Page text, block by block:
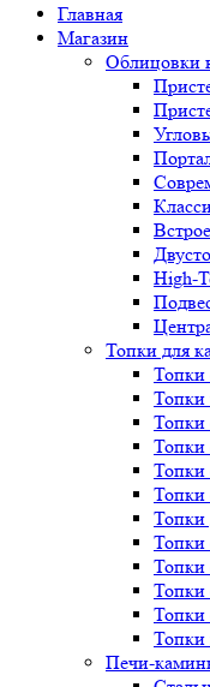
Главная
Магазин
Облицовки
High-
Топки для
Топки
Топки
Топки
Топки
Топки
Топки
Топки
Топки
Топки
Топки
Топки
Топки
Печи-